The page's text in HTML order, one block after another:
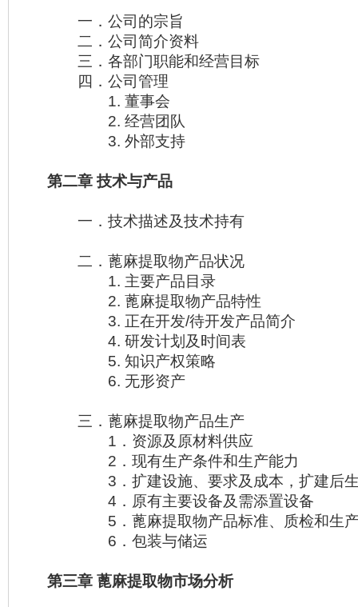
一．公司的宗旨
二．公司简介资料
三．各部门职能和经营目标
四．公司管理
1. 董事会
2. 经营团队
3. 外部支持
第二章 技术与产品
一．技术描述及技术持有
二．蓖麻提取物产品状况
1. 主要产品目录
2. 蓖麻提取物产品特性
3. 正在开发/待开发产品简介
4. 研发计划及时间表
5. 知识产权策略
6. 无形资产
三．蓖麻提取物产品生产
1．资源及原材料供应
2．现有生产条件和生产能力
3．扩建设施、要求及成本，扩建后生
4．原有主要设备及需添置设备
5．蓖麻提取物产品标准、质检和生产
6．包装与储运
第三章 蓖麻提取物市场分析